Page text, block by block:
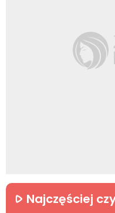
Najczęściej